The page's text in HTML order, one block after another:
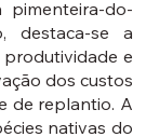
do-
destaca-se a
produtividade e
dos custos
de replantio. A
nativas do